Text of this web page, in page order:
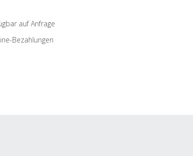
auf Anfrage
Bezahlungen